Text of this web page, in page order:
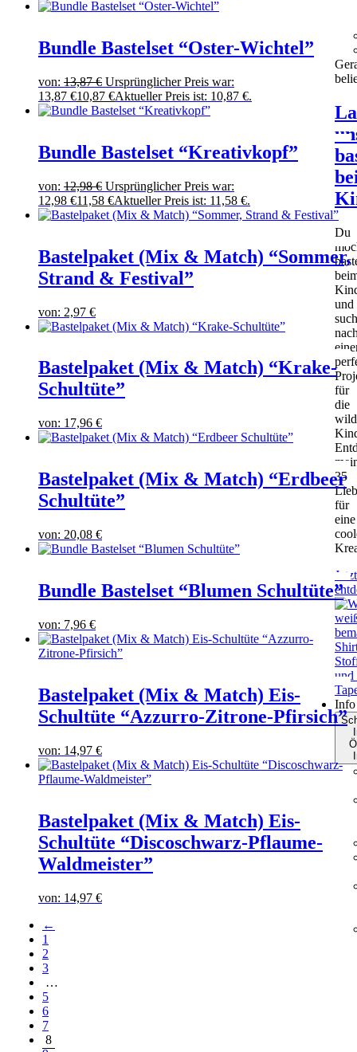
Du
und
für
die
35
für
eine
Jetzt
Info
Bundle Bastelset “Oster-Wichtel”
von: 13,87€ Ursprünglicher Preis war:
13,87 €10,87 €Aktueller Preis ist: 10,87 €.
Bundle Bastelset “Kreativkopf”
von: 12,98€ Ursprünglicher Preis war:
12,98 €11,58 €Aktueller Preis ist: 11,58 €.
Bastelpaket (Mix & Match) “Sommer,
Strand & Festival”
von: 2,97 €
Bastelpaket (Mix & Match) “Krake-
Schultüte”
von: 17,96 €
Bastelpaket (Mix & Match) “Erdbeer
Schultüte”
von: 20,08 €
Bundle Bastelset “Blumen Schultüte”
von: 7,96 €
Bastelpaket (Mix & Match) Eis-
Schultüte “Azzurro-Zitrone-Pfirsich”
von: 14,97 €
Bastelpaket (Mix & Match) Eis-
Schultüte “Discoschwarz-Pflaume-
Waldmeister”
von: 14,97 €
←
1
2
3
…
5
6
7
8